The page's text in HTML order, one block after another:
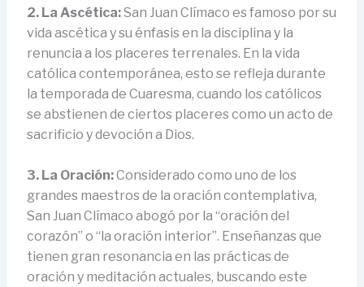
2. La Ascética:San Juan Clímaco es famoso por su
vida ascética y su énfasis en la disciplina y la
renuncia a los placeres terrenales. En la vida
católica contemporánea, esto se refleja durante
la temporada de Cuaresma, cuando los católicos
se abstienen de ciertos placeres como un acto de
sacrificio y devoción a Dios.
3. La Oración:Considerado como uno de los
grandes maestros de la oración contemplativa,
San Juan Clímaco abogó por la “oración del
corazón” o “la oración interior”. Enseñanzas que
tienen gran resonancia en las prácticas de
oración y meditación actuales, buscando este